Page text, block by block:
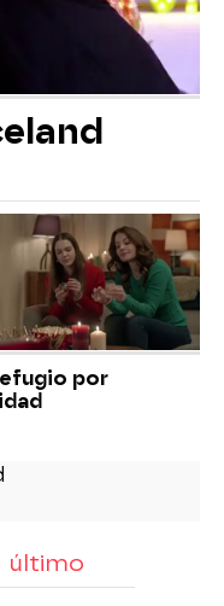
por
último